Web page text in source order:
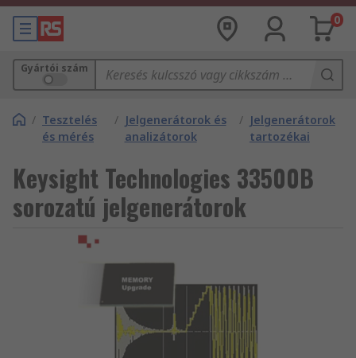
0
Gyártói szám
/ Tesztelés
és mérés
/ Jelgenerátorok és
analizátorok
/ Jelgenerátorok
tartozékai
Keysight Technologies 33500B
sorozatú jelgenerátorok